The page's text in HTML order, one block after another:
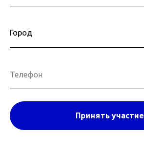
Телефон
Принять участие